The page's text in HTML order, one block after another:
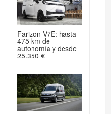
Farizon V7E: hasta
475 km de
autonomía y desde
25.350 €